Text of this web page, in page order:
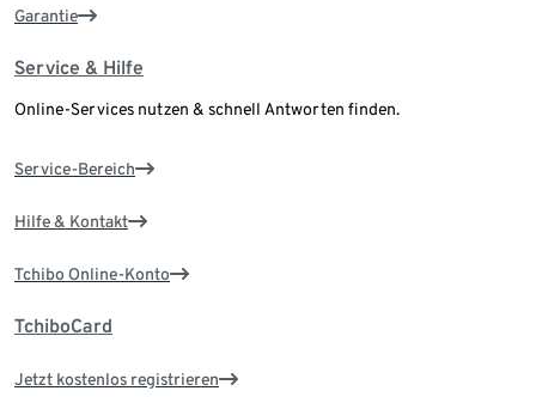
Garantie
Service & Hilfe
Online-Services nutzen & schnell Antworten finden.
Service-Bereich
Hilfe & Kontakt
Tchibo Online-Konto
TchiboCard
Jetzt kostenlos registrieren